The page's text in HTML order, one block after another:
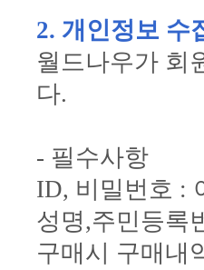
2. 개인정보 수
월드나우가 회
다.
- 필수사항
ID, 비밀번호 :
성명,주민등록
구매시 구매내